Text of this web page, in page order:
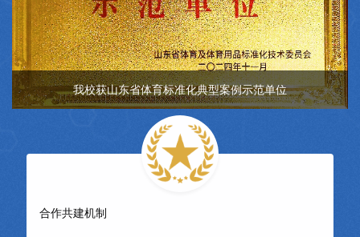
我校获山东省体育标准化典型案例示范单位
合作共建机制